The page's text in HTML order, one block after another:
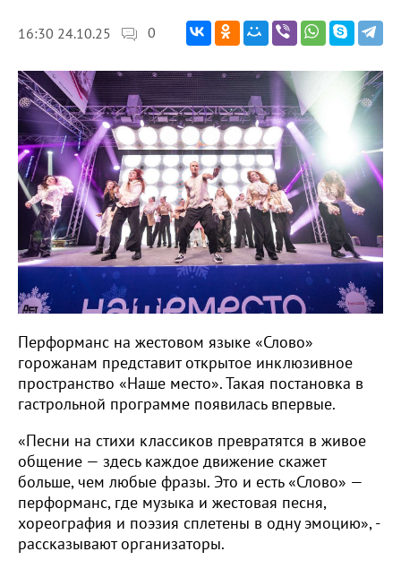
16:30 24.10.25 0
Перформанс на жестовом языке «Слово»
горожанам представит открытое инклюзивное
пространство «Наше место». Такая постановка в
гастрольной программе появилась впервые.
«Песни на стихи классиков превратятся в живое
общение — здесь каждое движение скажет
больше, чем любые фразы. Это и есть «Слово» —
перформанс, где музыка и жестовая песня,
хореография и поэзия сплетены в одну эмоцию», -
рассказывают организаторы.